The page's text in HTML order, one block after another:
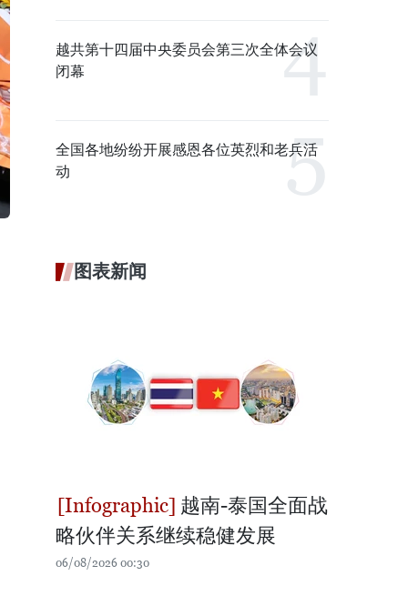
越共第十四届中央委员会第三次全体会议
闭幕
全国各地纷纷开展感恩各位英烈和老兵活
动
图表新闻
越南-泰国全面战
略伙伴关系继续稳健发展
06/08/2026 00:30